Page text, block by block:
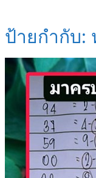
ป้ายกำกับ: